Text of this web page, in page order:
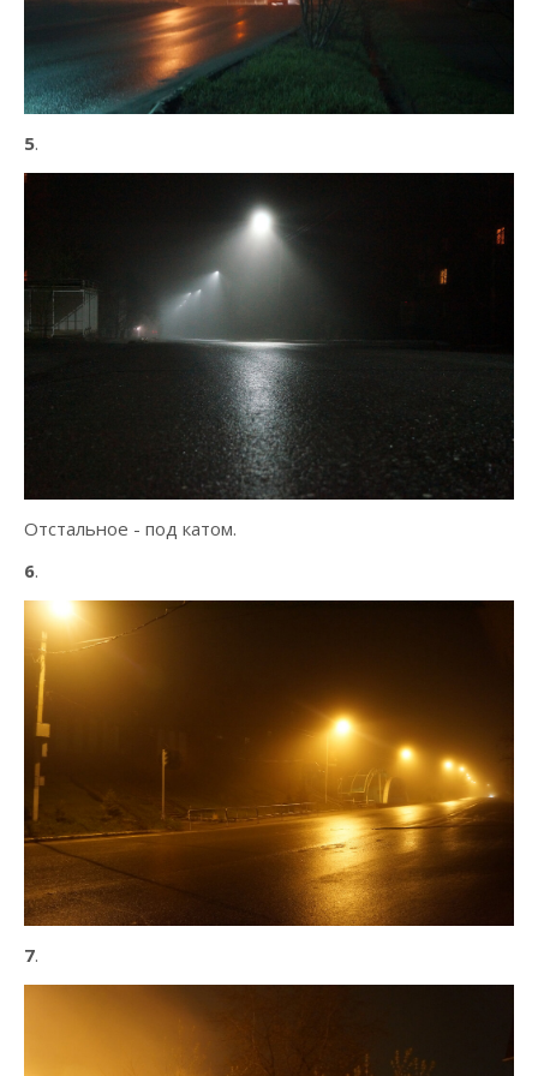
5.
Отстальное - под катом.
6.
7.